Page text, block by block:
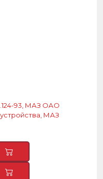
93, МАЗ ОАО
МАЗ